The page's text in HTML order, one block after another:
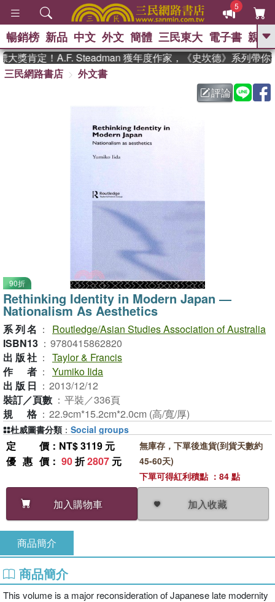
5
GO
父親節 、 如果歷
暑期推薦 、 國際布克
登輝時代 、 數學女孩：黎曼猜想
偉大的迷走神經
暢銷榜 新品 中文 外文 簡體 三民東大 電子書 親子
獎肯定！A.F. Steadman 獲年度作家，《史坎德》系列帶你
三民網路書店
外文書
評論
90折
Rethinking Identity in Modern Japan ―
Nationalism As Aesthetics
系列名 ：
Routledge/Asian Studies Association of Australia
ISBN13 ： 9780415862820
出版社 ： Taylor & Francis
作者 ： Yumiko Iida
出版日 ： 2013/12/12
裝訂／頁數 ： 平裝／336頁
規格 ： 22.9cm*15.2cm*2.0cm (高/寬/厚)
定價 ：NT$ 3119 元
優惠價 ： 90折2807 元
加入購物車 加入收藏
無庫存，下單後進貨(到貨天數約
45-60天)
下單可得紅利積點 ：84 點
杜威圖書分類 ： Social groups
商品簡介
商品簡介
This volume is a major reconsideration of Japanese late modernity